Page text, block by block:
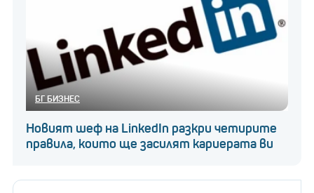
БГ БИЗНЕС
Новият шеф на LinkedIn разкри четирите
правила, които ще засилят кариерата ви